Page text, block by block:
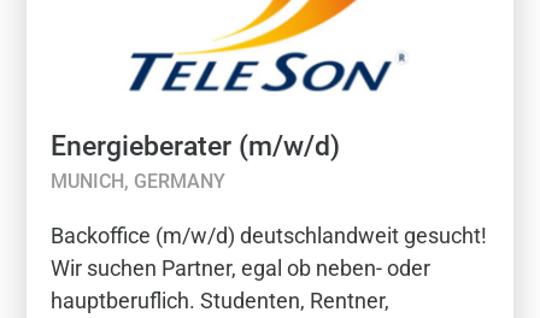
Energieberater (m/w/d)
MUNICH, GERMANY
Backoffice (m/w/d) deutschlandweit gesucht!
Wir suchen Partner, egal ob neben- oder
hauptberuflich. Studenten, Rentner,